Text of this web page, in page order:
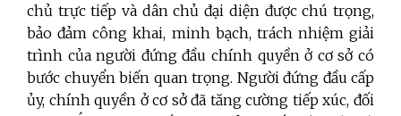
chủ trực tiếp và dân chủ đại diện được chú trọng,
bảo đảm công khai, minh bạch, trách nhiệm giải
trình của người đứng đầu chính quyền ở cơ sở có
bước chuyển biến quan trọng. Người đứng đầu cấp
ủy, chính quyền ở cơ sở đã tăng cường tiếp xúc, đối